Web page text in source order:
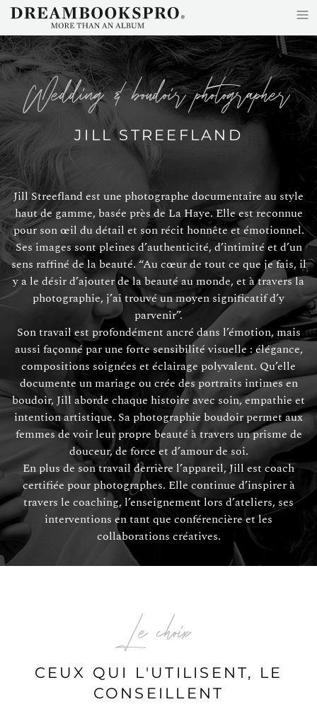
Accéder au contenu principal
wedding & boudoir photographer
JILL STREEFLAND
Jill Streefland est une photographe documentaire au style
haut de gamme, basée près de La Haye. Elle est reconnue
pour son œil du détail et son récit honnête et émotionnel.
Ses images sont pleines d’authenticité, d’intimité et d’un
sens raffiné de la beauté. “Au cœur de tout ce que je fais, il
y a le désir d’ajouter de la beauté au monde, et à travers la
photographie, j’ai trouvé un moyen significatif d’y
parvenir”.
Son travail est profondément ancré dans l’émotion, mais
aussi façonné par une forte sensibilité visuelle : élégance,
compositions soignées et éclairage polyvalent. Qu’elle
documente un mariage ou crée des portraits intimes en
boudoir, Jill aborde chaque histoire avec soin, empathie et
intention artistique. Sa photographie boudoir permet aux
femmes de voir leur propre beauté à travers un prisme de
douceur, de force et d’amour de soi.
En plus de son travail derrière l’appareil, Jill est coach
certifiée pour photographes. Elle continue d’inspirer à
travers le coaching, l’enseignement lors d’ateliers, ses
interventions en tant que conférencière et les
collaborations créatives.
Le choix
CEUX QUI L'UTILISENT, LE
CONSEILLENT
≡